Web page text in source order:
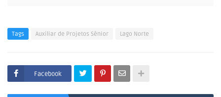
Tags Auxiliar de Projetos Sênior Lago Norte
Facebook